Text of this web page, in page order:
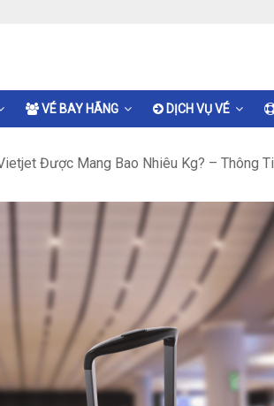
VÉ BAY HÃNG DỊCH VỤ VÉ
Được Mang Bao Nhiêu Kg? – Thông